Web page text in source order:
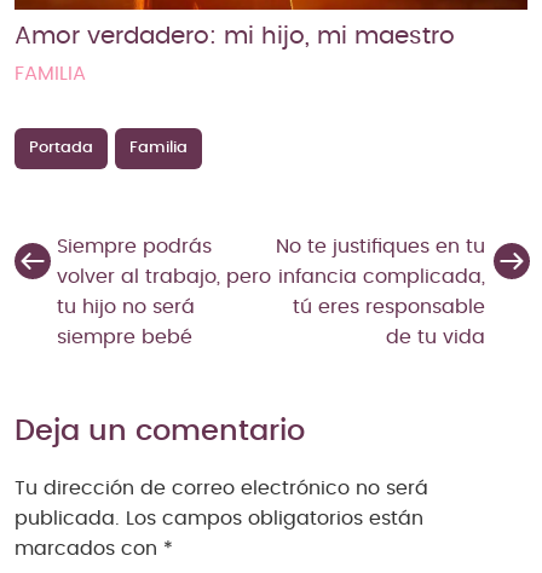
Amor verdadero: mi hijo, mi maestro
FAMILIA
Portada Familia
Siempre podrás
volver al trabajo, pero
tu hijo no será
siempre bebé
No te justifiques en tu
infancia complicada,
tú eres responsable
de tu vida
Deja un comentario
Tu dirección de correo electrónico no será
publicada.
Los campos obligatorios están
marcados con *